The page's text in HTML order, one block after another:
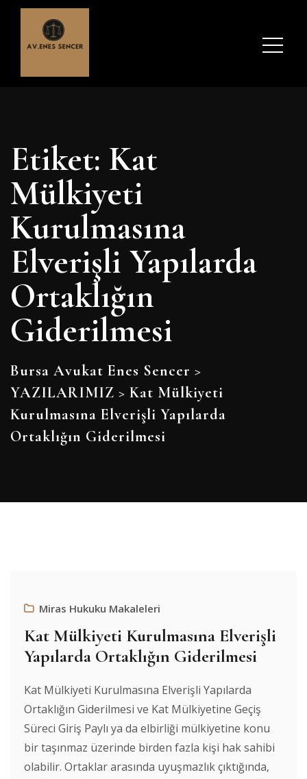
Etiket: Kat
Mülkiyeti
Kurulmasına
Elverişli Yapılarda
Ortaklığın
Giderilmesi
Bursa Avukat Enes Sencer >
YAZILARIMIZ > Kat Mülkiyeti
Kurulmasına Elverişli Yapılarda
Ortaklığın Giderilmesi
Miras Hukuku Makaleleri
Kat Mülkiyeti Kurulmasına Elverişli
Yapılarda Ortaklığın Giderilmesi
Kat Mülkiyeti Kurulmasına Elverişli Yapılarda
Ortaklığın Giderilmesi ve Kat Mülkiyetine Geçiş
Süreci Giriş Paylı ya da elbirliği mülkiyetine konu
bir taşınmaz üzerinde birden fazla kişi hak sahibi
olabilir. Ortaklar arasında uyuşmazlık çıktığında,